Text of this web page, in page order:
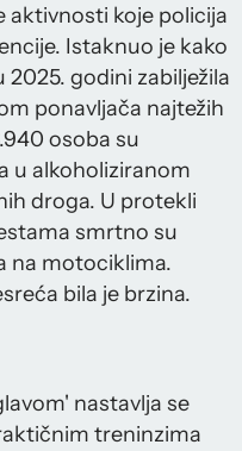
aktivnosti koje policija
Istaknuo je kako
2025. godini zabilježila
ponavljača najtežih
osoba su
u alkoholiziranom
droga. U protekli
smrtno su
na motociklima.
bila je brzina.
nastavlja se
treninzima